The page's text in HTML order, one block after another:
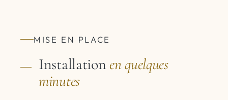
MISE EN PLACE
Installationen quelques
minutes